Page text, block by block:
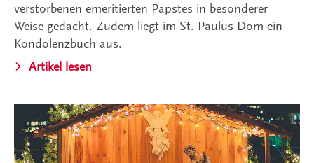
verstorbenen emeritierten Papstes in besonderer
Weise gedacht. Zudem liegt im St.-Paulus-Dom ein
Kondolenzbuch aus.
Artikel lesen